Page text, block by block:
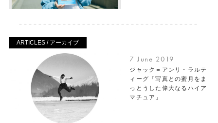
ARTICLES / アーカイブ
7 June 2019
ジャック＝アンリ・ラルテ
ィーグ「写真との蜜月をま
っとうした偉大なるハイア
マチュア」